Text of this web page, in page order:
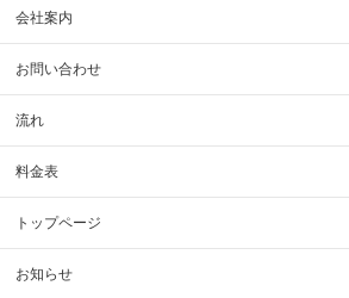
会社案内
お問い合わせ
流れ
料金表
トップページ
お知らせ